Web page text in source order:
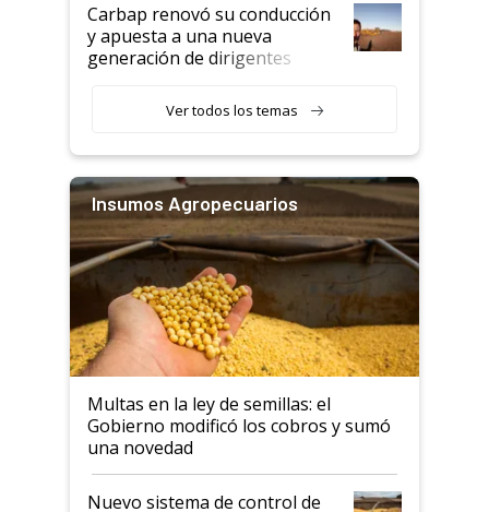
Carbap renovó su conducción
y apuesta a una nueva
generación de dirigentes
Ver todos los temas
Insumos Agropecuarios
Multas en la ley de semillas: el
Gobierno modificó los cobros y sumó
una novedad
Nuevo sistema de control de